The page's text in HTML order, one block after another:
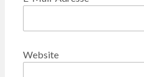
Website